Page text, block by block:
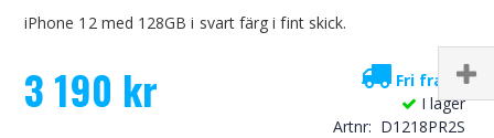
iPhone 12 med 128GB i svart färg i fint skick.
3 190 kr
Fri frakt!
I lager
Artnr
D1218PR2S